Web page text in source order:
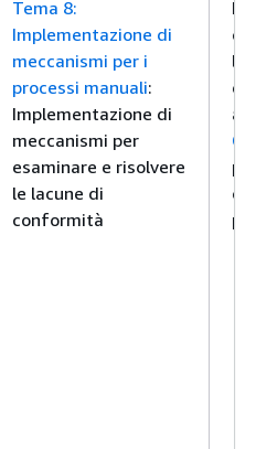
Tema 8:
Implementazione di
meccanismi per i
processi manuali:
Implementazione di
meccanismi per
esaminare e risolvere
le lacune di
conformità